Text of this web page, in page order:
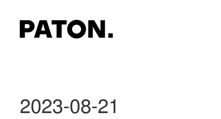
2023-08-21